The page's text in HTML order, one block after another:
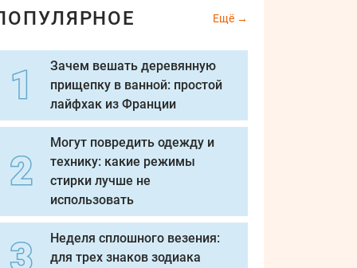
Ещё
Зачем вешать деревянную
прищепку в ванной: простой
лайфхак из Франции
Могут повредить одежду и
технику: какие режимы
стирки лучше не
использовать
Неделя сплошного везения:
для трех знаков зодиака